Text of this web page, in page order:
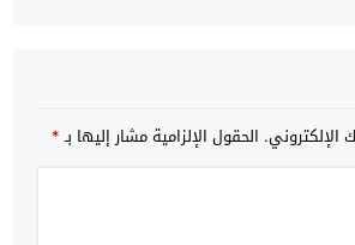
الإلكتروني. الحقول الإلزامية مشار إليها بـ*